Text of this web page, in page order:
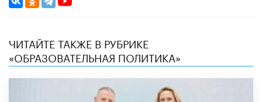
ЧИТАЙТЕ ТАКЖЕ В РУБРИКЕ
«ОБРАЗОВАТЕЛЬНАЯ ПОЛИТИКА»